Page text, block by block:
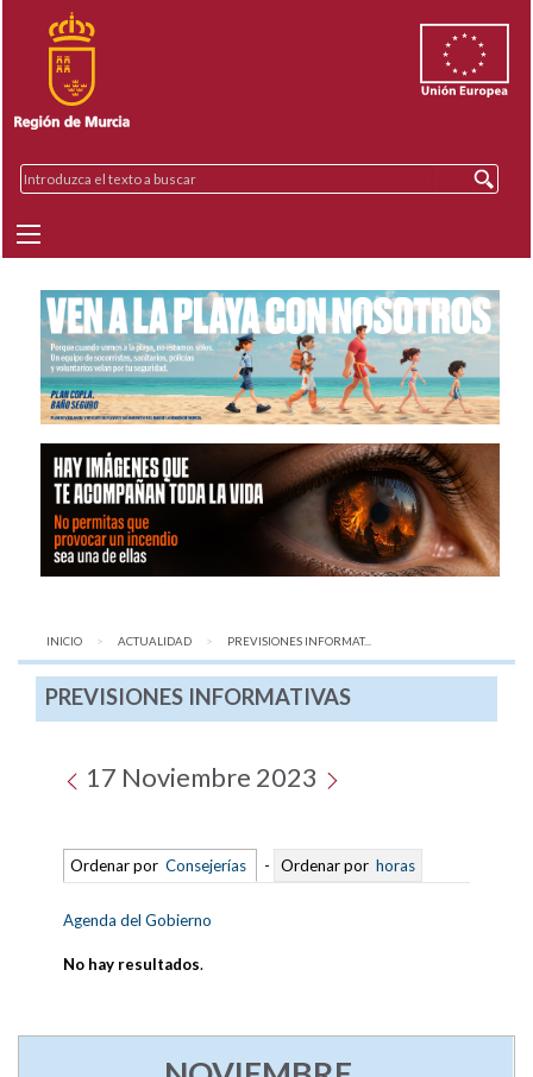
INICIO ACTUALIDAD AQUÍ:
PREVISIONES INFORMAT...
PREVISIONES INFORMATIVAS
17 Noviembre 2023
Ordenar por Consejerías - Ordenar por horas
Agenda del Gobierno
No hay resultados.